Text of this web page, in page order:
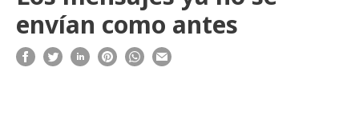
envían como antes